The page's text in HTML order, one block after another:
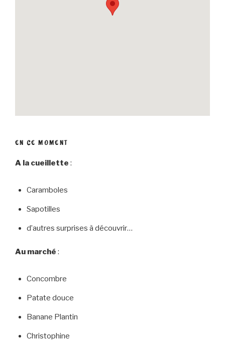
EN CE MOMENT
A la cueillette :
Caramboles
Sapotilles
d’autres surprises à découvrir…
Au marché :
Concombre
Patate douce
Banane Plantin
Christophine